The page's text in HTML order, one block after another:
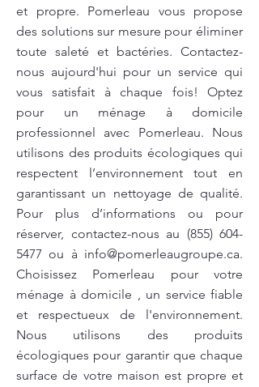
et propre. Pomerleau vous propose
des solutions sur mesure pour éliminer
toute saleté et bactéries. Contactez-
nous aujourd'hui pour un service qui
vous satisfait à chaque fois! Optez
pour un ménage à domicile
professionnel avec Pomerleau. Nous
utilisons des produits écologiques qui
respectent l’environnement tout en
garantissant un nettoyage de qualité.
Pour plus d’informations ou pour
réserver, contactez-nous au (855) 604-
5477 ou à info@pomerleaugroupe.ca.
Choisissez Pomerleau pour votre
ménage à domicile , un service fiable
et respectueux de l'environnement.
Nous utilisons des produits
écologiques pour garantir que chaque
surface de votre maison est propre et